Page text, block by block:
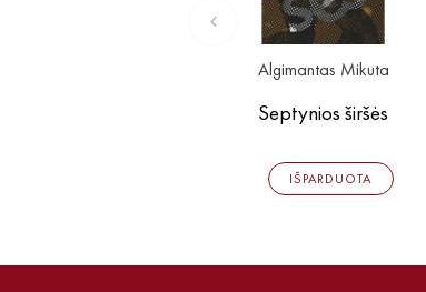
Algimantas Mikuta
Septynios širšės
IŠPARDUOTA